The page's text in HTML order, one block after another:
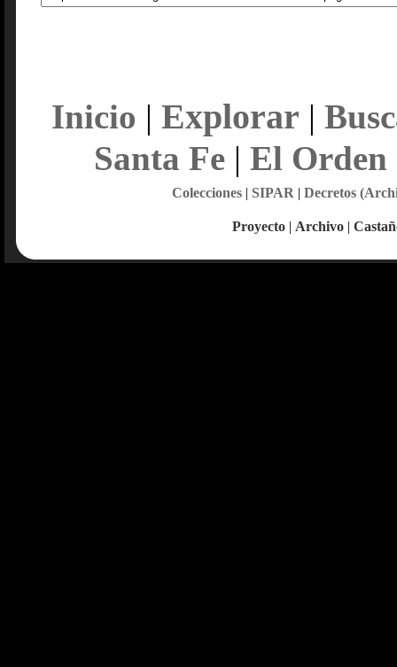
Inicio | Explorar |
Santa Fe| El Orden
Colecciones| SIPAR | Decretos
Proyecto | Archivo |